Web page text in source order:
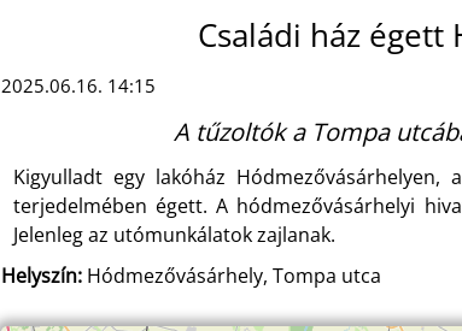
Családi ház égett
2025.06.16. 14:15
A tűzoltók a Tompa
Kigyulladt egy lakóház
terjedelmében égett. A hódmezővásárhelyi
Jelenleg az utómunkálatok zajlanak.
Helyszín:Hódmezővásárhely, Tompa utca